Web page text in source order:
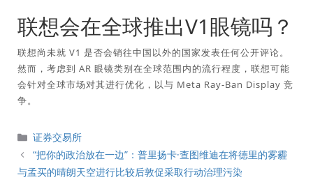
联想会在全球推出V1眼镜吗？
联想尚未就 V1 是否会销往中国以外的国家发表任何公开评论。
然而，考虑到 AR 眼镜类别在全球范围内的流行程度，联想可能
会针对全球市场对其进行优化，以与 Meta Ray-Ban Display 竞
争。
分
類
证券交易所
“把你的政治放在一边”：普里扬卡·查图维迪在将德里的雾霾
与孟买的晴朗天空进行比较后敦促采取行动治理污染